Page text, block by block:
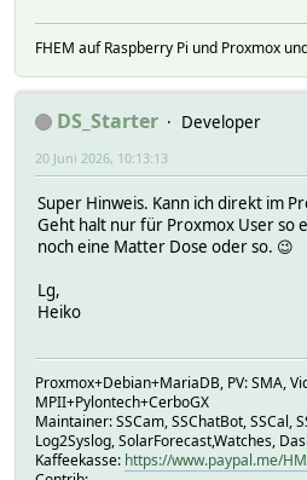
FHEM auf Raspberry Pi und Proxmox
DS_Starter
Developer
20 Juni 2026, 10:13:13
Super Hinweis. Kann ich direkt im
Geht halt nur für Proxmox User so
noch eine Matter Dose oder so. 😉
Lg,
Heiko
Proxmox+Debian+MariaDB, PV: SMA,
MPII+Pylontech+CerboGX
Maintainer: SSCam, SSChatBot, SSCal,
Log2Syslog, SolarForecast,Watches,
Kaffeekasse: https://www.paypal.me/